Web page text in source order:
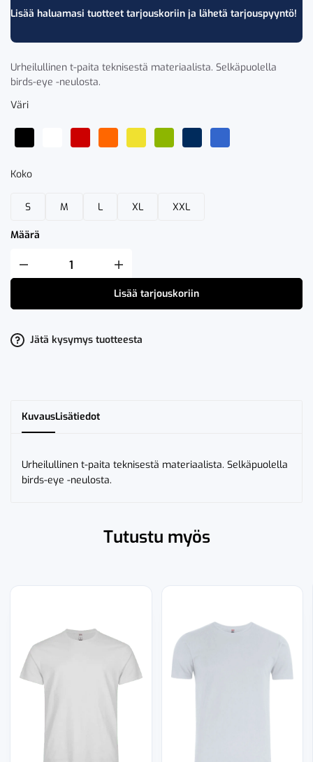
Lisää haluamasi tuotteet tarjouskoriin ja lähetä tarjouspyyntö!
Urheilullinen t-paita teknisestä materiaalista. Selkäpuolella
birds-eye -neulosta.
Väri
Koko
S M L XL XXL
Määrä
Clique
Premium
Women
Lisää tarjouskoriin
Jätä kysymys tuotteesta
KuvausLisätiedot
Urheilullinen t-paita teknisestä materiaalista. Selkäpuolella
birds-eye -neulosta.
Tutustu myös